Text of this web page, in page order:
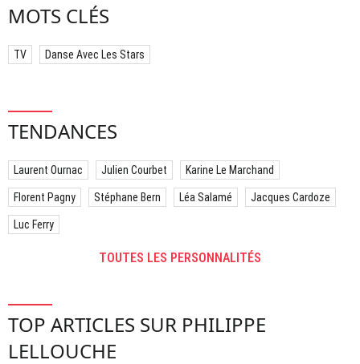
MOTS CLÉS
TV Danse Avec Les Stars
TENDANCES
Laurent Ournac Julien Courbet Karine Le Marchand
Florent Pagny Stéphane Bern Léa Salamé Jacques Cardoze
Luc Ferry
TOUTES LES PERSONNALITÉS
TOP ARTICLES SUR PHILIPPE
LELLOUCHE